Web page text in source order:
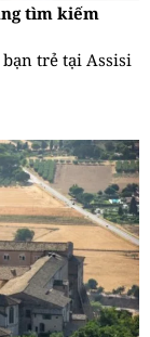
tìm kiếm
trẻ tại Assisi